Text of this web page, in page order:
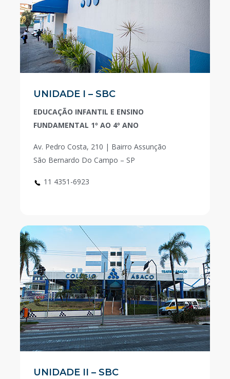
UNIDADE I – SBC
EDUCAÇÃO INFANTIL E ENSINO
FUNDAMENTAL 1º AO 4º ANO
Av. Pedro Costa, 210 | Bairro Assunção
São Bernardo Do Campo – SP
11 4351-6923
UNIDADE II – SBC